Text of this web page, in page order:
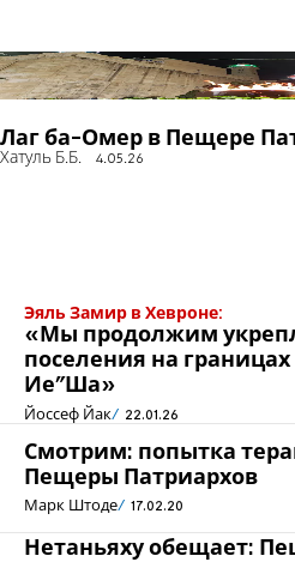
Лаг ба-Омер в Пещере
Хатуль Б.Б. 4.05.26
Эяль Замир в Хевроне:
«Мы продолжим
поселения на границах
Ие"Ша»
Йоссеф Йак 22.01.26
Смотрим: попытка
Пещеры Патриархов
Марк Штоде 17.02.20
Нетаньяху обещает: